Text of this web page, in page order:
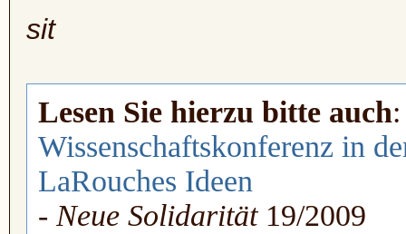
sit
Lesen Sie hierzu bitte auch:
Wissenschaftskonferenz in
LaRouches Ideen
- Neue Solidarität19/2009